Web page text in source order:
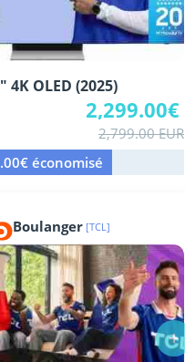
4K OLED (2025)
2,299.00€
2,799.00 EUR
économisé
Boulanger [TCL]
+